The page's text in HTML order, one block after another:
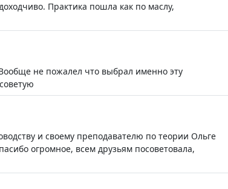
Практика пошла как по маслу,
не пожалел что выбрал именно эту
и своему преподавателю по теории Ольге
огромное, всем друзьям посоветовала,